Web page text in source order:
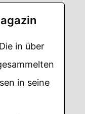
in über
in seine